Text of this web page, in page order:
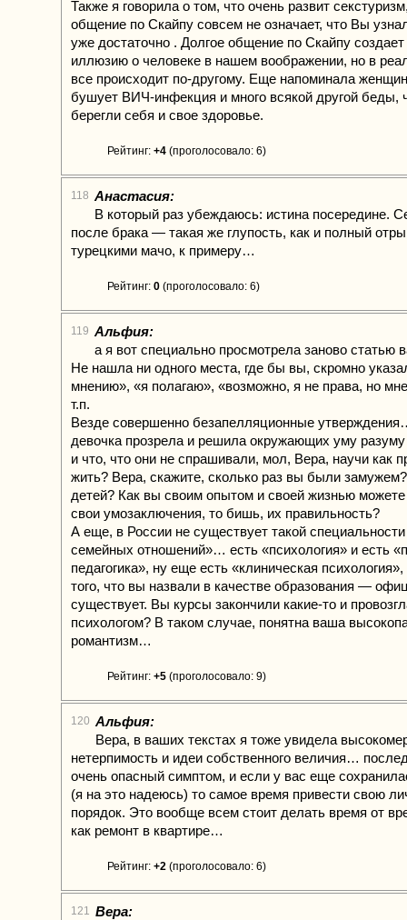
Также я говорила о том, что очень развит
общение по Скайпу совсем не означает, что Вы
уже достаточно . Долгое общение по Скайпу
иллюзию о человеке в нашем воображении, но в
все происходит по-другому. Еще напоминала
бушует ВИЧ-инфекция и много всякой другой беды,
берегли себя и свое здоровье.
Рейтинг: +4 (проголосовало: 6)
118 Анастасия:
В который раз убеждаюсь: истина посередине.
после брака — такая же глупость, как и полный
турецкими мачо, к примеру…
Рейтинг: 0 (проголосовало: 6)
119 Альфия:
а я вот специально просмотрела заново
Не нашла ни одного места, где бы вы, скромно
мнению», «я полагаю», «возможно, я не права, но
т.п.
Везде совершенно безапелляционные
девочка прозрела и решила окружающих уму
и что, что они не спрашивали, мол, Вера, научи как
жить? Вера, скажите, сколько раз вы были
детей? Как вы своим опытом и своей жизнью можете
свои умозаключения, то бишь, их правильность?
А еще, в России не существует такой специальности
семейных отношений»… есть «психология» и есть
педагогика», ну еще есть «клиническая
того, что вы назвали в качестве образования —
существует. Вы курсы закончили какие-то и
психологом? В таком случае, понятна ваша
романтизм…
Рейтинг: +5 (проголосовало: 9)
120 Альфия:
Вера, в ваших текстах я тоже увидела
нетерпимость и идеи собственного величия…
очень опасный симптом, и если у вас еще
(я на это надеюсь) то самое время привести свою
порядок. Это вообще всем стоит делать время от
как ремонт в квартире…
Рейтинг: +2 (проголосовало: 6)
121 Вера: